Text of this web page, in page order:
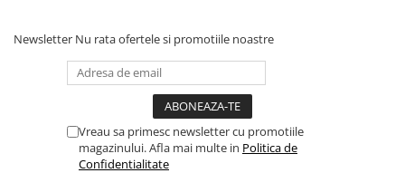
Newsletter Nu rata ofertele si promotiile noastre
Vreau sa primesc newsletter cu promotiile
magazinului. Afla mai multe in Politica de
Confidentialitate